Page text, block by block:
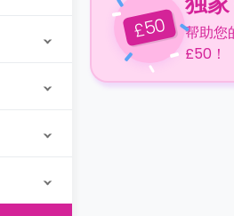
£50
帮助您
£50！